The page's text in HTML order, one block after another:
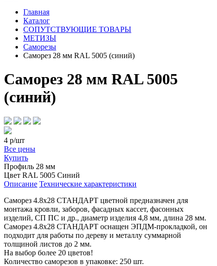
Главная
Каталог
СОПУТСТВУЮЩИЕ ТОВАРЫ
МЕТИЗЫ
Саморезы
Саморез 28 мм RAL 5005 (синий)
Саморез 28 мм RAL 5005
(синий)
4 р/шт
Все цены
Купить
Профиль 28 мм
Цвет RAL 5005 Синий
Описание Технические характеристики
Саморез 4.8х28 СТАНДАРТ цветной предназначен для
монтажа кровли, заборов, фасадных кассет, фасонных
изделий, СП ПС и др., диаметр изделия 4,8 мм, длина 28 мм.
Саморез 4.8х28 СТАНДАРТ оснащен ЭПДМ-прокладкой, он
подходит для работы по дереву и металлу суммарной
толщиной листов до 2 мм.
На выбор более 20 цветов!
Количество саморезов в упаковке: 250 шт.